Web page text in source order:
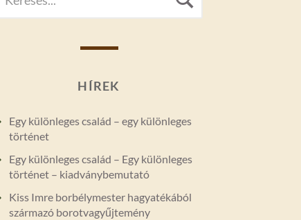
FOR:
HÍREK
Egy különleges család – egy különleges
történet
Egy különleges család – Egy különleges
történet – kiadványbemutató
Kiss Imre borbélymester hagyatékából
származó borotvagyűjtemény